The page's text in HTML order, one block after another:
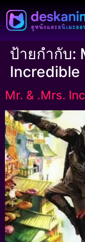
ป้ายกำกับ:
Incredible
Mr. & .Mrs.